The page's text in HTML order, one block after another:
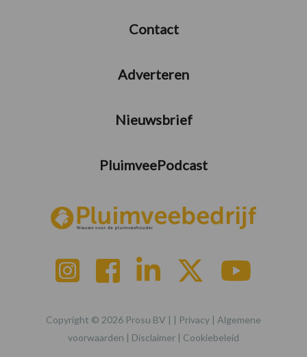
Contact
Adverteren
Nieuwsbrief
PluimveePodcast
Copyright © 2026 Prosu BV | | Privacy | Algemene
voorwaarden | Disclaimer | Cookiebeleid